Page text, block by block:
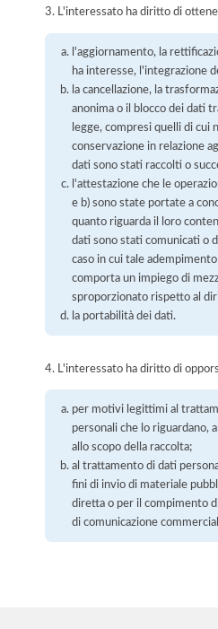
3. L'interessato ha diritto di
l'aggiornamento, la
ha interesse, l'integrazione
la cancellazione, la
anonima o il blocco dei dati
legge, compresi quelli di cui
conservazione in relazione
dati sono stati raccolti o
l'attestazione che le
e b) sono state portate a
quanto riguarda il loro
dati sono stati comunicati o
caso in cui tale
comporta un impiego di
sproporzionato rispetto al
la portabilità dei dati.
4. L'interessato ha diritto di
per motivi legittimi al
personali che lo riguardano,
allo scopo della raccolta;
al trattamento di dati
fini di invio di materiale
diretta o per il compimento
di comunicazione